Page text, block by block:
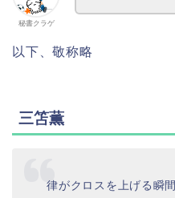
秘書クラゲ
以下、敬称略
三笘薫
律がクロスを上げる瞬